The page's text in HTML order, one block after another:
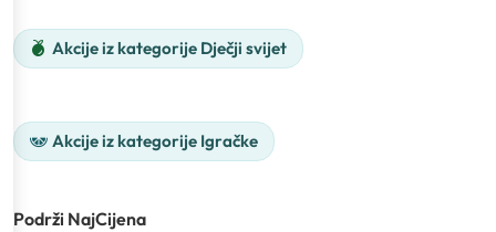
Akcije iz kategorije Dječji svijet
Akcije iz kategorije Igračke
Podrži NajCijena